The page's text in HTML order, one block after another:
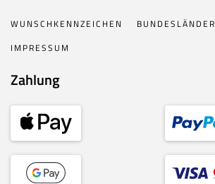
WUNSCHKENNZEICHEN BUNDESLÄNDER
IMPRESSUM
Zahlung